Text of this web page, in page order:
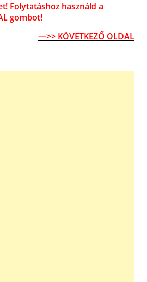
Folytatáshoz használd a
gombot!
—>> KÖVETKEZŐ OLDAL